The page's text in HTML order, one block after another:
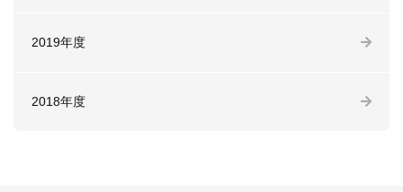
2019年度
2018年度